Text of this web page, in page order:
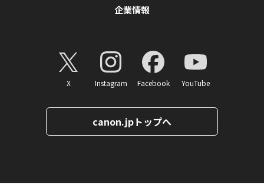
企業情報
X Instagram Facebook YouTube
canon.jpトップへ